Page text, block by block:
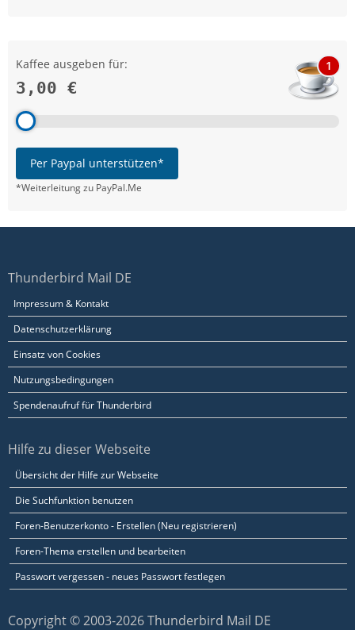
Kaffee ausgeben für:
3,00 €
1
Per Paypal unterstützen*
*Weiterleitung zu PayPal.Me
Thunderbird Mail DE
Impressum & Kontakt
Datenschutzerklärung
Einsatz von Cookies
Nutzungsbedingungen
Spendenaufruf für Thunderbird
Hilfe zu dieser Webseite
Übersicht der Hilfe zur Webseite
Die Suchfunktion benutzen
Foren-Benutzerkonto - Erstellen (Neu registrieren)
Foren-Thema erstellen und bearbeiten
Passwort vergessen - neues Passwort festlegen
Copyright © 2003-2026 Thunderbird Mail DE